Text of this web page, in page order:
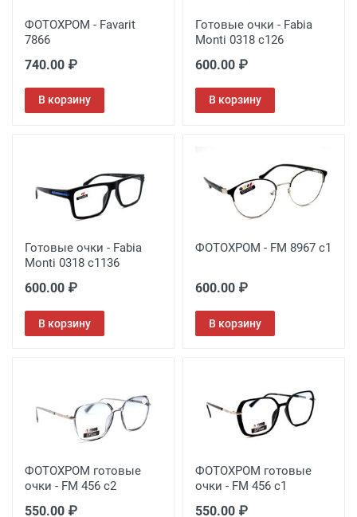
ФОТОХРОМ - Favarit
7866
740.00 ₽
В корзину
Готовые очки - Fabia
Monti 0318 c126
600.00 ₽
В корзину
Готовые очки - Fabia
Monti 0318 c1136
600.00 ₽
В корзину
ФОТОХРОМ - FM 8967 с1
600.00 ₽
В корзину
ФОТОХРОМ готовые
очки - FM 456 с2
550.00 ₽
ФОТОХРОМ готовые
очки - FM 456 с1
550.00 ₽